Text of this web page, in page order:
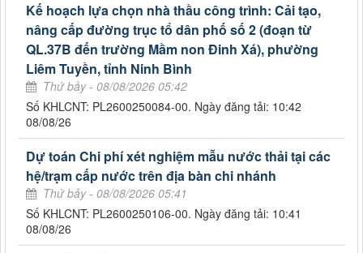
Kế hoạch lựa chọn nhà thầu công trình: Cải tạo,
nâng cấp đường trục tổ dân phố số 2 (đoạn từ
QL.37B đến trường Mầm non Đinh Xá), phường
Liêm Tuyền, tỉnh Ninh Bình
Thứ bảy - 08/08/2026 05:42
Số KHLCNT: PL2600250084-00. Ngày đăng tải: 10:42
08/08/26
Dự toán Chi phí xét nghiệm mẫu nước thải tại các
hệ/trạm cấp nước trên địa bàn chi nhánh
Thứ bảy - 08/08/2026 05:41
Số KHLCNT: PL2600250106-00. Ngày đăng tải: 10:41
08/08/26